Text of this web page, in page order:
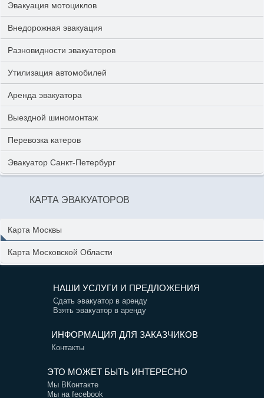
Эвакуация мотоциклов
Внедорожная эвакуация
Разновидности эвакуаторов
Утилизация автомобилей
Аренда эвакуатора
Выездной шиномонтаж
Перевозка катеров
Эвакуатор Санкт-Петербург
КАРТА ЭВАКУАТОРОВ
Карта Москвы
Карта Московской Области
НАШИ УСЛУГИ И ПРЕДЛОЖЕНИЯ
Сдать эвакуатор в аренду
Взять эвакуатор в аренду
ИНФОРМАЦИЯ ДЛЯ ЗАКАЗЧИКОВ
Контакты
ЭТО МОЖЕТ БЫТЬ ИНТЕРЕСНО
Мы ВКонтакте
Мы на fecebook